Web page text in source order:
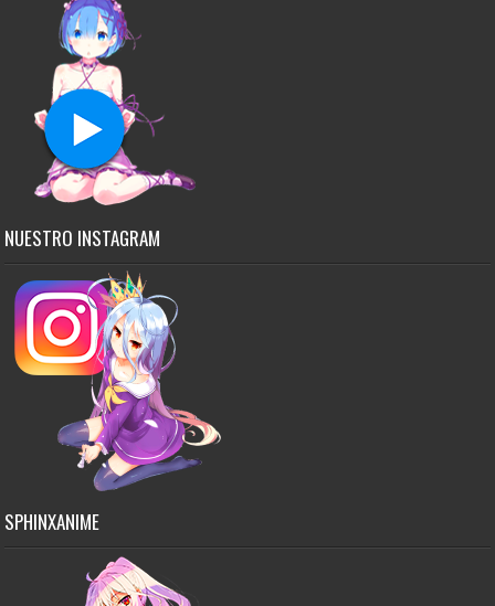
NUESTRO INSTAGRAM
SPHINXANIME